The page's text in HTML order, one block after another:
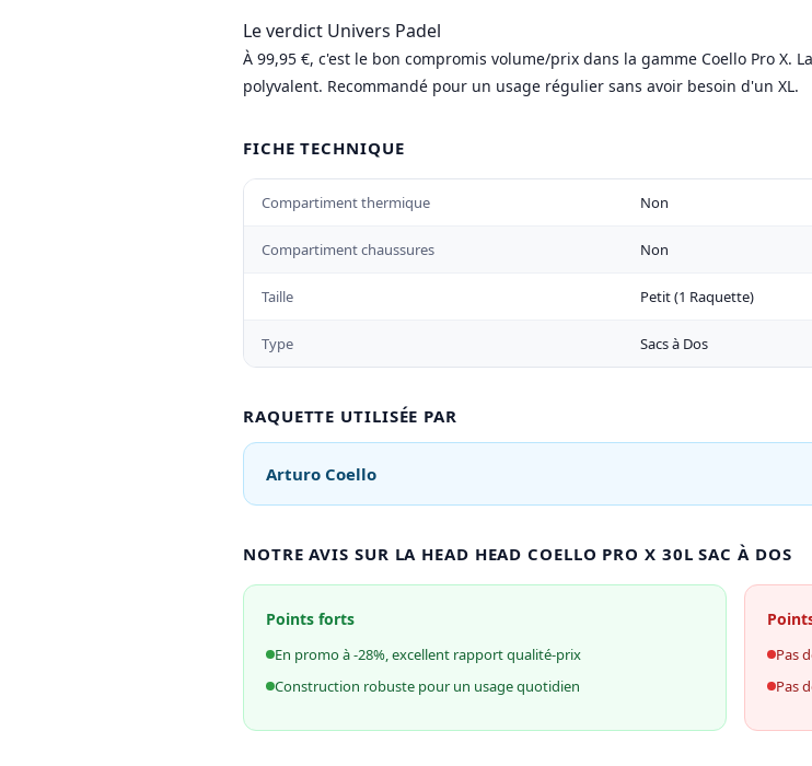
Le verdict Univers Padel
À 99,95 €, c'est le bon compromis volume/prix dans la gamme Coello Pro X.
polyvalent. Recommandé pour un usage régulier sans avoir besoin d'un XL.
FICHE TECHNIQUE
Compartiment thermique Non
Compartiment chaussures Non
Taille Petit (1 Raquette)
Type Sacs à Dos
RAQUETTE UTILISÉE PAR
Arturo Coello
NOTRE AVIS SUR LA HEAD HEAD COELLO PRO X 30L SAC À DOS
Points forts
En promo à -28%, excellent rapport qualité-prix
Construction robuste pour un usage quotidien
Pas
Pas